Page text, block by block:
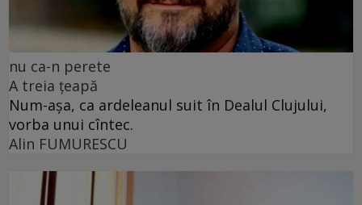
nu ca-n perete
A treia țeapă
Num-așa, ca ardeleanul suit în Dealul Clujului,
vorba unui cîntec.
Alin FUMURESCU